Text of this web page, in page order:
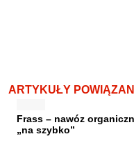
ARTYKUŁY
Frass – nawóz
„na szybko”